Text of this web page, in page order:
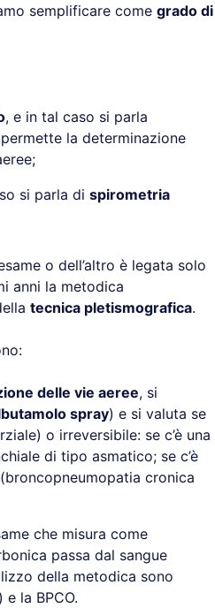
semplificare come grado di
, e in tal caso si parla
la determinazione
si parla di spirometria
o dell’altro è legata solo
anni la metodica
tecnica pletismografica.
delle vie aeree, si
spray) e si valuta se
o irreversibile: se c’è una
di tipo asmatico; se c’è
cronica
che misura come
passa dal sangue
della metodica sono
la BPCO.